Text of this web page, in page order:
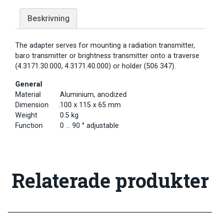
Beskrivning
The adapter serves for mounting a radiation transmitter,
baro transmitter or brightness transmitter onto a traverse
(4.3171.30.000, 4.3171.40.000) or holder (506 347).
General
Material
Aluminium, anodized
Dimension .100 x 115 x 65 mm
Weight
0.5 kg
Function
0 … 90 ° adjustable
Relaterade produkter